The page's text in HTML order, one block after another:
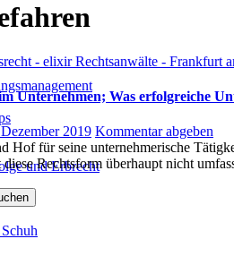
und Erbrecht
- elixir Rechtsanwälte - Frankfurt
Unternehmen; Was erfolgreiche
2019 Kommentar abgeben
Hof für seine unternehmerische
Rechtsform überhaupt nicht